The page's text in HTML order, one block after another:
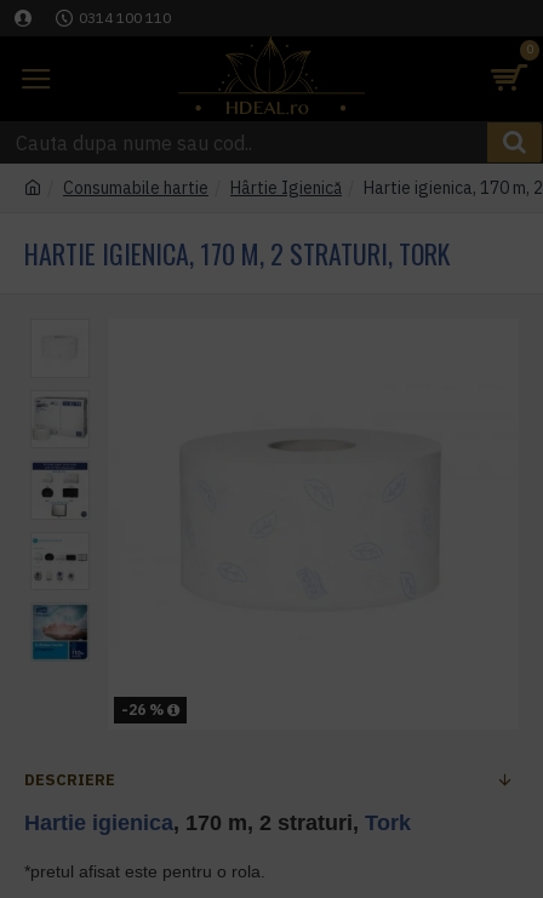
0314 100 110
0
Consumabile hartie Hârtie Igienică Hartie igienica, 170 m,
HARTIE IGIENICA, 170 M, 2 STRATURI, TORK
-26 %
DESCRIERE
Hartie igienica, 170 m, 2 straturi, Tork
*pretul afisat este pentru o rola.